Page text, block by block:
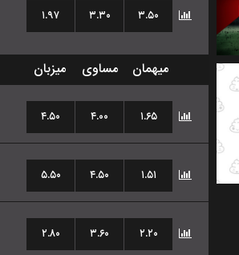
۱.۹۷ ۳.۳۰ ۳.۵۰
میزبان مساوی میهمان
۴.۵۰ ۴.۰۰ ۱.۶۵
۵.۵۰ ۴.۵۰ ۱.۵۱
۲.۸۰ ۳.۶۰ ۲.۲۰